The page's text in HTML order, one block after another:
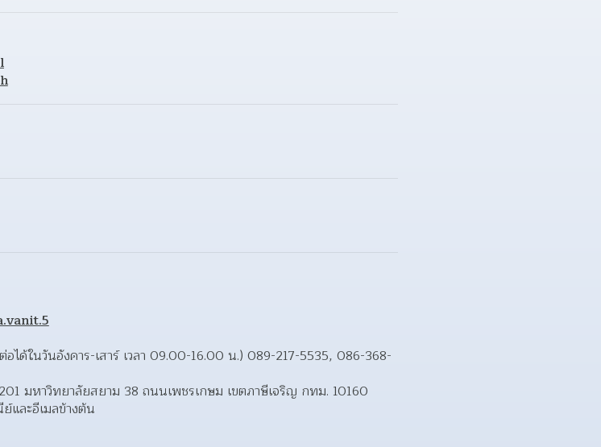
ด้ในวันอังคาร-เสาร์ เวลา 09.00-16.00 น.) 089-217-5535, 086-368-
มหาวิทยาลัยสยาม 38 ถนนเพชรเกษม เขตภาษีเจริญ กทม. 10160
และอีเมลข้างต้น